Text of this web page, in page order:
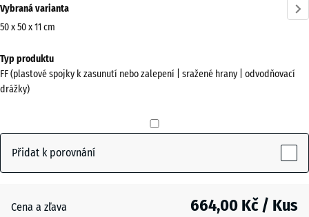
informací
o
Zobrazit
paletu
Antracit(active)
Vybraná varianta
50 x 50 x 11 cm
pro
dopravu
500
Vybraný
Typ produktu
FF (plastové spojky k zasunutí nebo zalepení | sražené hrany | odvodňovací
drážky)
Přidat k porovnání
Cena a zľava 664,00 Kč / Kus